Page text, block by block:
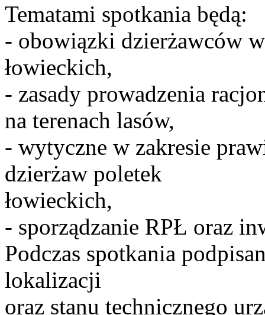
Tematami spotkania będą:
- obowiązki dzierżawców
łowieckich,
- zasady prowadzenia
na terenach lasów,
- wytyczne w zakresie
dzierżaw poletek
łowieckich,
- sporządzanie RPŁ oraz
Podczas spotkania
lokalizacji
oraz stanu technicznego